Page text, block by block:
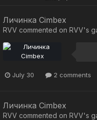
Личинка Cimbex
RVV commented on RVV's
July 30 2 comments
Личинка Cimbex
RVV commented on RVV's